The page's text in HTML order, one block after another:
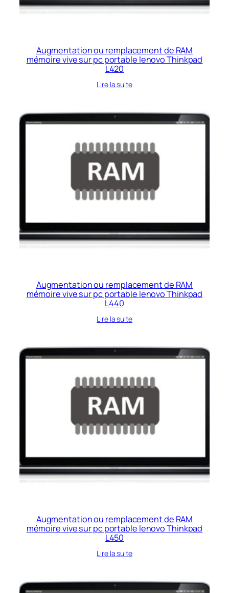
Augmentation ou remplacement de RAM
mémoire vive sur pc portable lenovo Thinkpad
L420
Lire la suite
Augmentation ou remplacement de RAM
mémoire vive sur pc portable lenovo Thinkpad
L440
Lire la suite
Augmentation ou remplacement de RAM
mémoire vive sur pc portable lenovo Thinkpad
L450
Lire la suite